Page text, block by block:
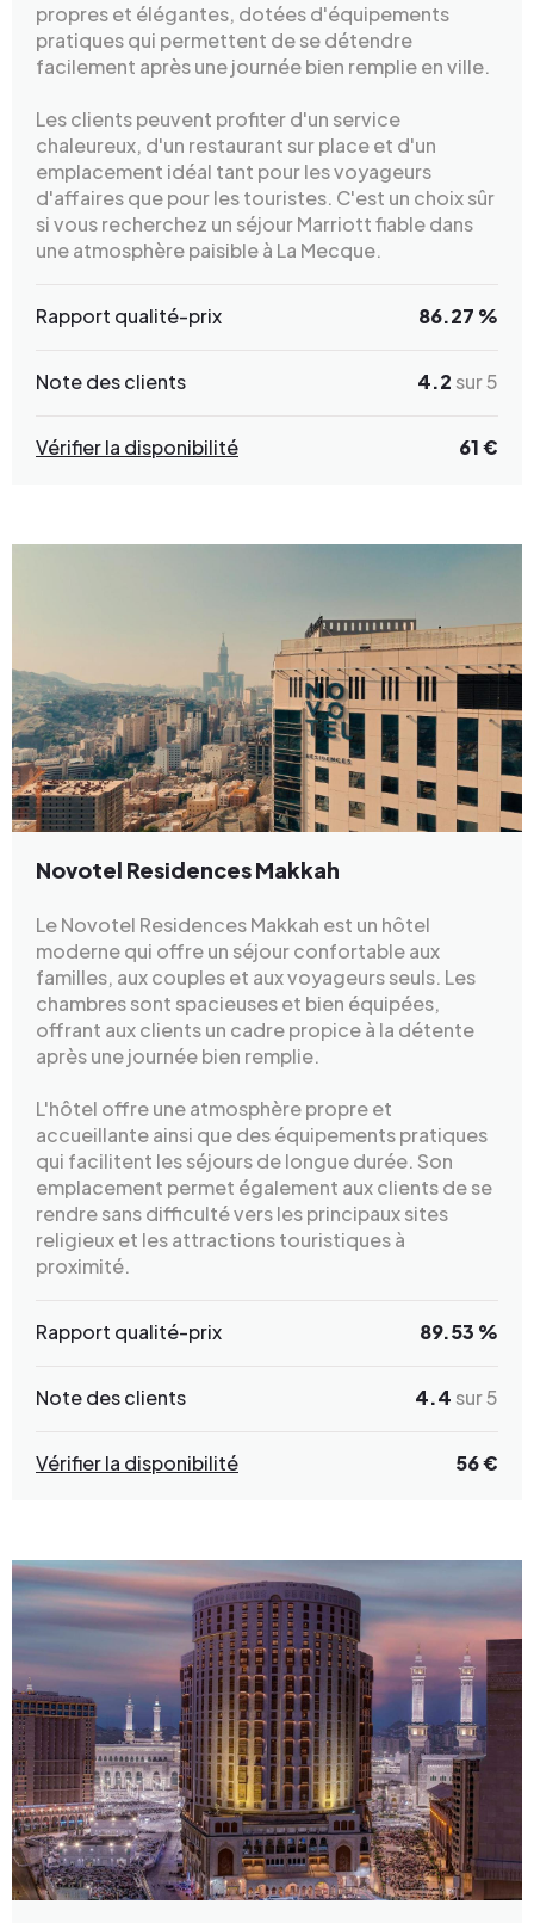
propres et élégantes, dotées d'équipements
pratiques qui permettent de se détendre
facilement après une journée bien remplie en ville.
Les clients peuvent profiter d'un service
chaleureux, d'un restaurant sur place et d'un
emplacement idéal tant pour les voyageurs
d'affaires que pour les touristes. C'est un choix sûr
si vous recherchez un séjour Marriott fiable dans
une atmosphère paisible à La Mecque.
Rapport qualité-prix 86.27 %
Note des clients 4.2 sur 5
Vérifier la disponibilité 61 €
Novotel Residences Makkah
Le Novotel Residences Makkah est un hôtel
moderne qui offre un séjour confortable aux
familles, aux couples et aux voyageurs seuls. Les
chambres sont spacieuses et bien équipées,
offrant aux clients un cadre propice à la détente
après une journée bien remplie.
L'hôtel offre une atmosphère propre et
accueillante ainsi que des équipements pratiques
qui facilitent les séjours de longue durée. Son
emplacement permet également aux clients de se
rendre sans difficulté vers les principaux sites
religieux et les attractions touristiques à
proximité.
Rapport qualité-prix 89.53 %
Note des clients 4.4 sur 5
Vérifier la disponibilité 56 €